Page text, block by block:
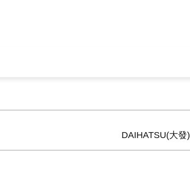
DAIHATSU(大發)